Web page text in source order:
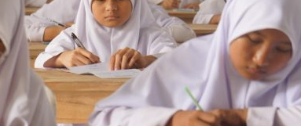
Balung